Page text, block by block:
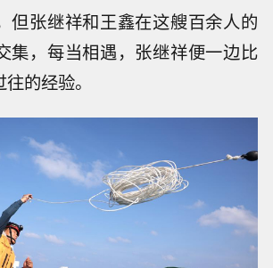
但张继祥和王鑫在这艘百余人的
集，每当相遇，张继祥便一边比
的经验。